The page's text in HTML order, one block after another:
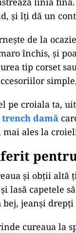
și îți dă un
de la
închis, și
tip corset
pe croiala ta,
trench damă
mai ales la
și obții
lasă capetele
jeanși
cureaua la